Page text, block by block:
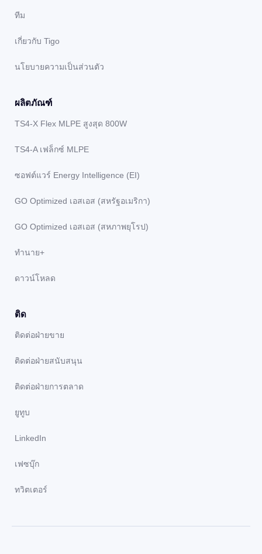
ทีม
เกี่ยวกับ Tigo
นโยบายความเป็นส่วนตัว
ผลิตภัณฑ์
TS4-X Flex MLPE สูงสุด 800W
TS4-A เฟล็กซ์ MLPE
ซอฟต์แวร์ Energy Intelligence (EI)
GO Optimized เอสเอส (สหรัฐอเมริกา)
GO Optimized เอสเอส (สหภาพยุโรป)
ทํานาย+
ดาวน์โหลด
ติด
ติดต่อฝ่ายขาย
ติดต่อฝ่ายสนับสนุน
ติดต่อฝ่ายการตลาด
ยูทูบ
LinkedIn
เฟซบุ๊ก
ทวิตเตอร์